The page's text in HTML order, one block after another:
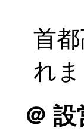
首
れま
＠ 設